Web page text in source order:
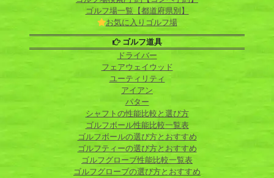
ゴルフ場一覧【都道府県別】
お気に入りゴルフ場
ゴルフ道具
ドライバー
フェアウェイウッド
ユーティリティ
アイアン
パター
シャフトの性能比較と選び方
ゴルフボール性能比較一覧表
ゴルフボールの選び方とおすすめ
ゴルフティーの選び方とおすすめ
ゴルフグローブ性能比較一覧表
ゴルフグローブの選び方とおすすめ